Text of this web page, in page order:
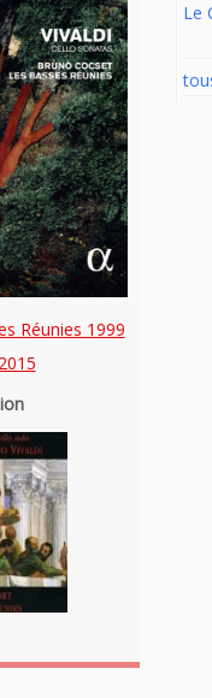
Réunies 1999
Le